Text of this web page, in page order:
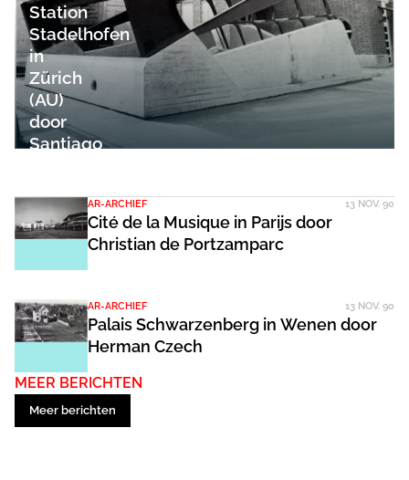
Station
Stadelhofen
in
Zürich
(AU)
door
Santiago
AR-ARCHIEF 13 NOV. 90
Cité de la Musique in Parijs door
Christian de Portzamparc
AR-ARCHIEF 13 NOV. 90
Palais Schwarzenberg in Wenen door
Herman Czech
MEER BERICHTEN
Meer berichten